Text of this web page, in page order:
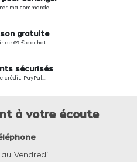
ma commande
gratuite
de 69 € d'achat
sécurisés
crédit, PayPal...
à votre écoute
Vendredi